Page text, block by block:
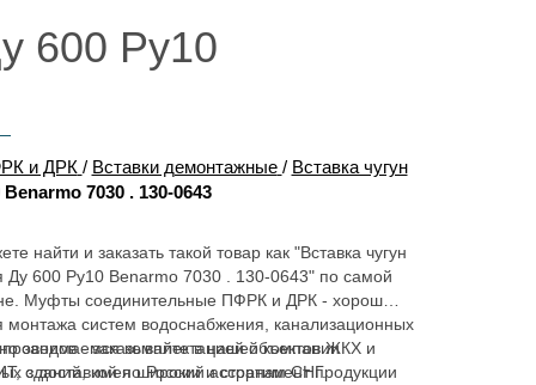
600 Ру10
и ДРК / Вставки демонтажные / Вставка чугун
7030 . 130-0643
найти и заказать такой товар как "Вставка чугун
Ду 600 Ру10 Benarmo 7030 . 130-0643" по самой
Муфты соединительные ПФРК и ДРК - хорошо
монтажа систем водоснабжения, канализационных
занимаемся комплектацией объектов ЖКХ и
зданий, имея широкий ассортимент продукции
- заказывайте в нашей компании
с доставкой по России и странам СНГ.